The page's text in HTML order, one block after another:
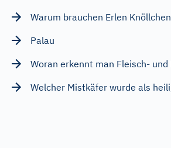
Warum brauchen Erlen
Palau
Woran erkennt man Fleisch- und
Welcher Mistkäfer wurde als